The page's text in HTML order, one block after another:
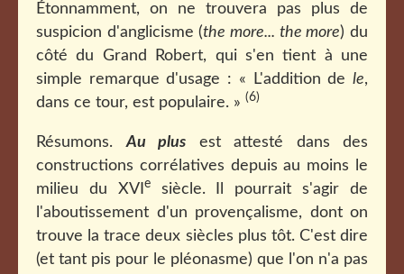
Étonnamment, on ne trouvera pas plus de
suspicion d'anglicisme (the more... the more) du
côté du Grand Robert, qui s'en tient à une
simple remarque d'usage : « L'addition de le,
dans ce tour, est populaire. » (6)
Résumons.Au plus est attesté dans des
constructions corrélatives depuis au moins le
milieu du XVI esiècle. Il pourrait s'agir de
l'aboutissement d'un provençalisme, dont on
trouve la trace deux siècles plus tôt. C'est dire
(et tant pis pour le pléonasme) que l'on n'a pas